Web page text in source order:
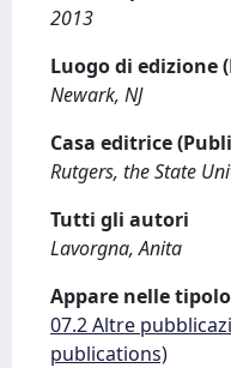
2013
Luogo di edizione
Newark, NJ
Casa editrice
Rutgers, the State
Tutti gli autori
Lavorgna, Anita
Appare nelle
07.2 Altre
publications)